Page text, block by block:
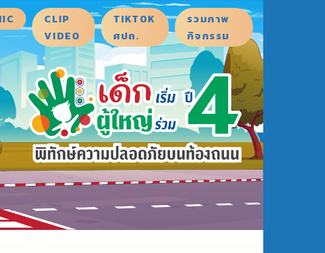
CLIP
VIDEO
TIKTOK
ศปถ.
รวมภาพ
กิจกรรม